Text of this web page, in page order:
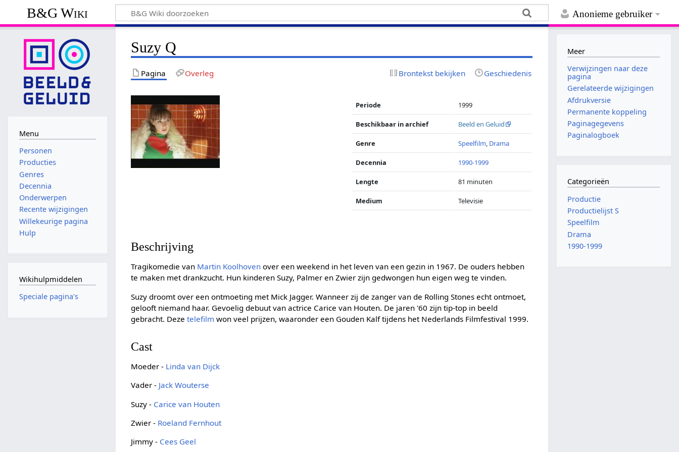
Anonieme gebruiker
B&G Wiki
Suzy Q
Pagina Overleg Brontekst bekijken Geschiedenis
Periode 1999
Beschikbaar in archief Beeld en Geluid
Genre Speelfilm, Drama
Decennia 1990-1999
Lengte 81 minuten
Medium Televisie
Beschrijving
Tragikomedie van Martin Koolhoven over een weekend in het leven van een gezin in 1967. De ouders hebben
te maken met drankzucht. Hun kinderen Suzy, Palmer en Zwier zijn gedwongen hun eigen weg te vinden.
Suzy droomt over een ontmoeting met Mick Jagger. Wanneer zij de zanger van de Rolling Stones echt ontmoet,
gelooft niemand haar. Gevoelig debuut van actrice Carice van Houten. De jaren '60 zijn tip-top in beeld
gebracht. Dezetelefilm won veel prijzen, waaronder een Gouden Kalf tijdens het Nederlands Filmfestival 1999.
Cast
Moeder - Linda van Dijck
Vader - Jack Wouterse
Suzy - Carice van Houten
Zwier - Roeland Fernhout
Jimmy - Cees Geel
Menu
Personen
Producties
Genres
Decennia
Onderwerpen
Recente wijzigingen
Willekeurige pagina
Hulp
Wikihulpmiddelen
Speciale pagina's
Meer
Verwijzingen naar deze
pagina
Gerelateerde wijzigingen
Afdrukversie
Permanente koppeling
Paginagegevens
Paginalogboek
Categorieën
Productie
Productielijst S
Speelfilm
Drama
1990-1999